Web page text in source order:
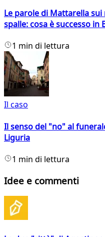
Le parole di Mattarella
spalle: cosa è successo in
1 min di lettura
Il caso
Il senso del "no" al
Liguria
1 min di lettura
Idee e commenti